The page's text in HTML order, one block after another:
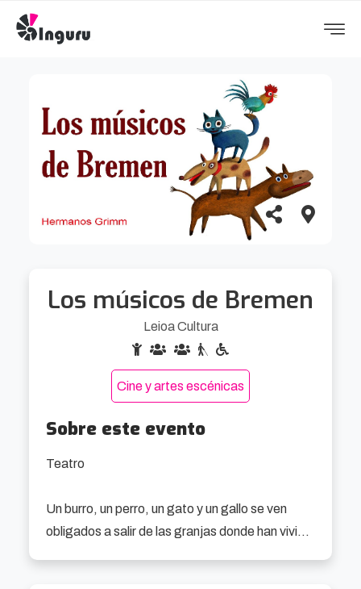
Los músicos de Bremen
Leioa Cultura
Cine y artes escénicas
Sobre este evento
Teatro
Un burro, un perro, un gato y un gallo se ven
obligados a salir de las granjas donde han vivido